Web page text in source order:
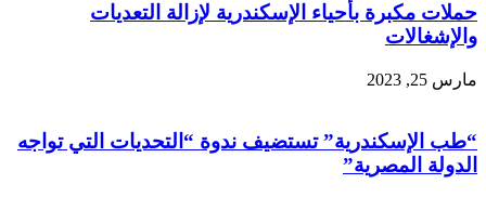
حملات مكبرة بأحياء الإسكندرية لإزالة التعديات
والإشغالات
مارس 25, 2023
“طب الإسكندرية” تستضيف ندوة “التحديات التي تواجه
الدولة المصرية”